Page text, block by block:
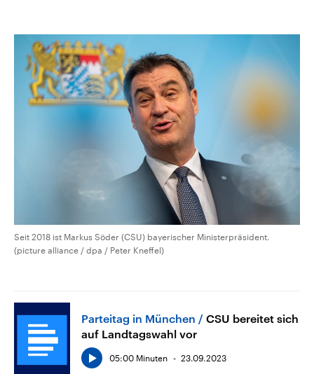
Seit 2018 ist Markus Söder (CSU) bayerischer Ministerpräsident.
(picture alliance / dpa / Peter Kneffel)
Parteitag in München
CSU bereitet sich
auf Landtagswahl vor
05:00 Minuten 23.09.2023